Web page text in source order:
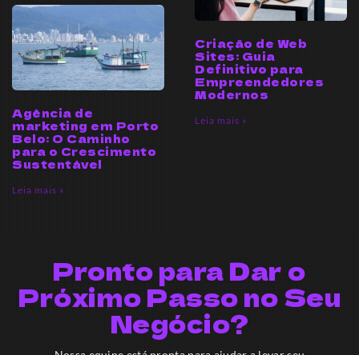
Agência de
marketing em Porto
Belo: O Caminho
para o Crescimento
Sustentável
Leia mais »
Criação de Web
Sites: Guia
Definitivo para
Empreendedores
Modernos
Leia mais »
Pronto para Dar o
Próximo Passo no Seu
Negócio?